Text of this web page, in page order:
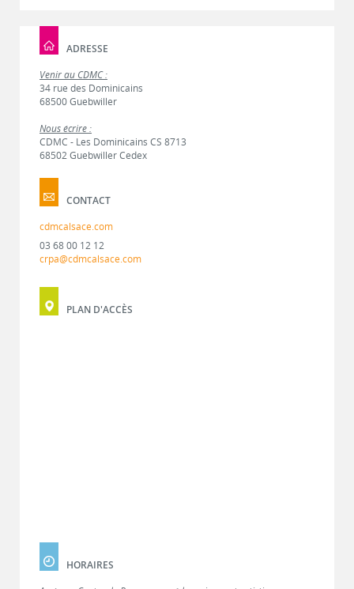
ADRESSE
Venir au CDMC :
34 rue des Dominicains
68500 Guebwiller
Nous écrire :
CDMC - Les Dominicains CS 8713
68502 Guebwiller Cedex
CONTACT
cdmcalsace.com
03 68 00 12 12
crpa@cdmcalsace.com
PLAN D'ACCÈS
HORAIRES